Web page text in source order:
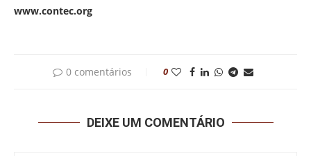
www.contec.org
0 comentários 0
DEIXE UM COMENTÁRIO